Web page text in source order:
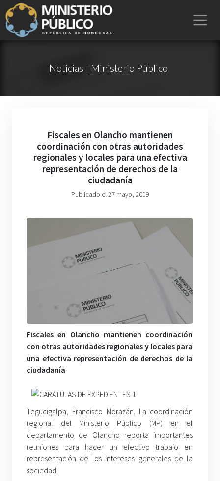
Noticias | Ministerio Público
Fiscales en Olancho mantienen
coordinación con otras autoridades
regionales y locales para una efectiva
representación de derechos de la
ciudadanía
Publicado el 27 mayo, 2019
Fiscales en Olancho mantienen coordinación
con otras autoridades regionales y locales para
una efectiva representación de derechos de la
ciudadanía
Tegucigalpa, Francisco Morazán. La coordinación
regional del Ministerio Público (MP) en el
departamento de Olancho reporta importantes
reuniones para hacer un efectivo trabajo en
representación de los intereses generales de la
sociedad.